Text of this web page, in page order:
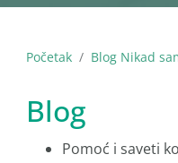
Početak Blog Nikad
Blog
Pomoć i saveti